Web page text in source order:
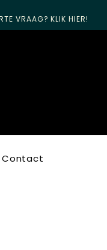
VRAAG? KLIK HIER!
Contact